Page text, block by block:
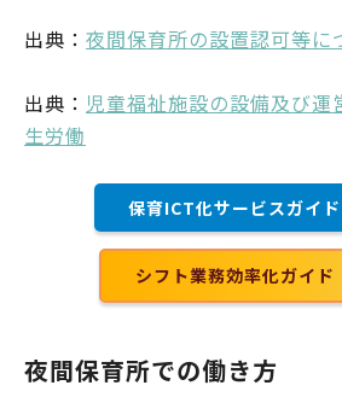
出典： 夜間保育所の設置認可等に
出典： 児童福祉施設の設備及び
生労働
保育ICT化サービスガイド
シフト業務効率化ガイド
夜間保育所での働き方